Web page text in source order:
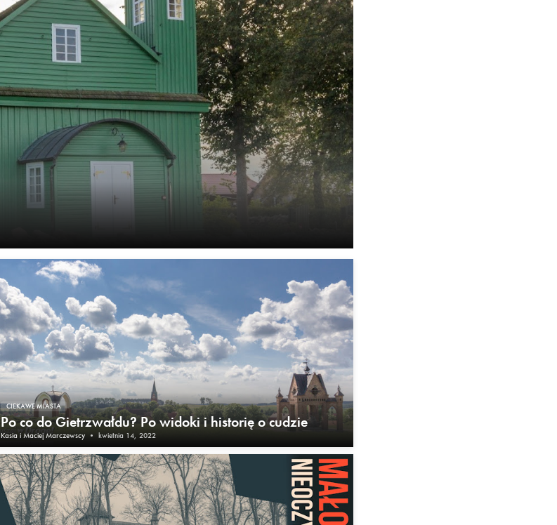
CIEKAWE MIASTA
Po co do Gietrzwałdu? Po widoki i historię o cudzie
Kasia i Maciej Marczewscy • kwietnia 14, 2022